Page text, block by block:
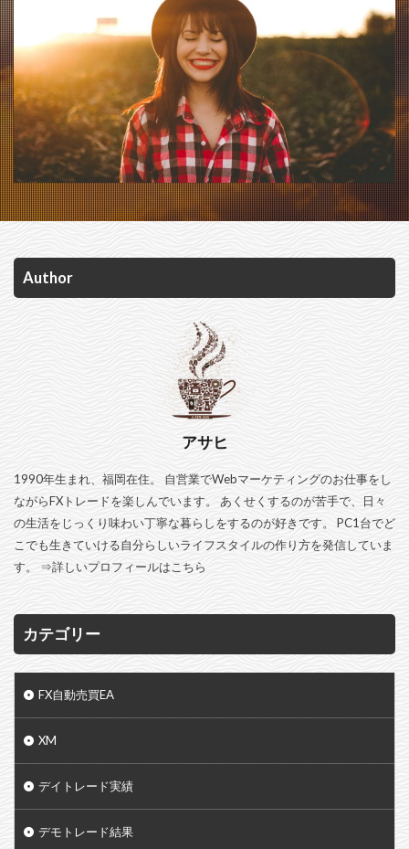
Author
アサヒ
1990年生まれ、福岡在住。 自営業でWebマーケティングのお仕事をし
ながらFXトレードを楽しんでいます。 あくせくするのが苦手で、日々
の生活をじっくり味わい丁寧な暮らしをするのが好きです。 PC1台でど
こでも生きていける自分らしいライフスタイルの作り方を発信していま
す。 ⇒詳しいプロフィールはこちら
カテゴリー
FX自動売買EA
XM
デイトレード実績
デモトレード結果